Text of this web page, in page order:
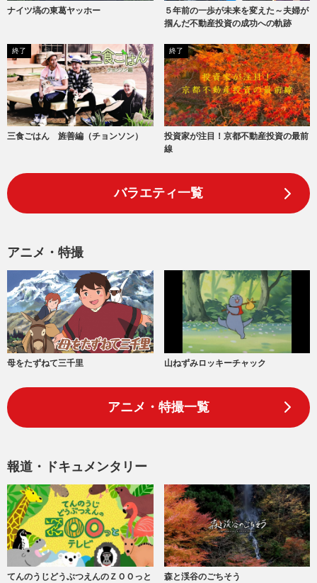
ナイツ塙の東葛ヤッホー
５年前の一歩が未来を変えた～夫婦が
掴んだ不動産投資の成功への軌跡
終了
三食ごはん 旌善編（チョンソン）
終了
投資家が注目！京都不動産投資の最前
線
バラエティ一覧
アニメ・特撮
母をたずねて三千里 山ねずみロッキーチャック
アニメ・特撮一覧
報道・ドキュメンタリー
てんのうじどうぶつえんのＺＯＯっと
森と渓谷のごちそう